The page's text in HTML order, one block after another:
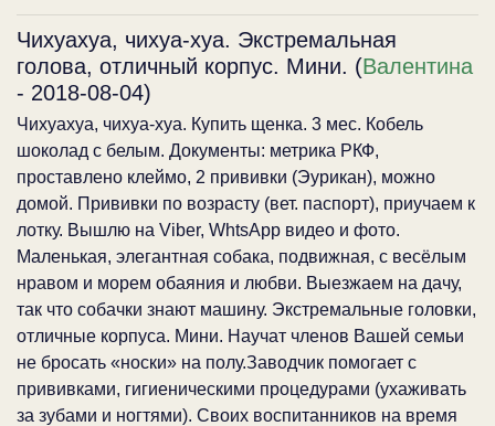
Чихуахуа, чихуа-хуа. Экстремальная
голова, отличный корпус. Мини. (Валентина
- 2018-08-04)
Чихуахуа, чихуа-хуа. Купить щенка. 3 мес. Кобель
шоколад с белым. Документы: метрика РКФ,
проставлено клеймо, 2 прививки (Эурикан), можно
домой. Прививки по возрасту (вет. паспорт), приучаем к
лотку. Вышлю на Viber, WhtsApp видео и фото.
Маленькая, элегантная собака, подвижная, с весёлым
нравом и морем обаяния и любви. Выезжаем на дачу,
так что собачки знают машину. Экстремальные головки,
отличные корпуса. Мини. Научат членов Вашей семьи
не бросать «носки» на полу.Заводчик помогает с
прививками, гигиеническими процедурами (ухаживать
за зубами и ногтями). Своих воспитанников на время